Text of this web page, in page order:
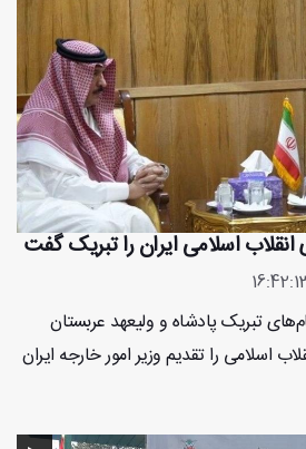
انقلاب اسلامی ایران را تبریک گفت
تبریک پادشاه و ولیعهد عربستان
اسلامی را تقدیم وزیر امور خارجه ایران